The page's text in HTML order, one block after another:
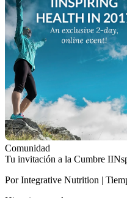
Comunidad
Tu invitación a la Cumbre
Por Integrative Nutrition |